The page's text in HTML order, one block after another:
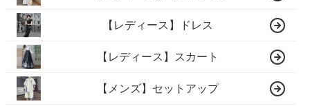
【レディース】ドレス
【レディース】スカート
【メンズ】セットアップ